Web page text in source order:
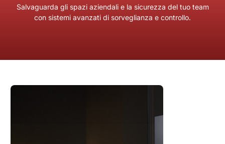
Salvaguarda gli spazi aziendali e la sicurezza del tuo team
con sistemi avanzati di sorveglianza e controllo.